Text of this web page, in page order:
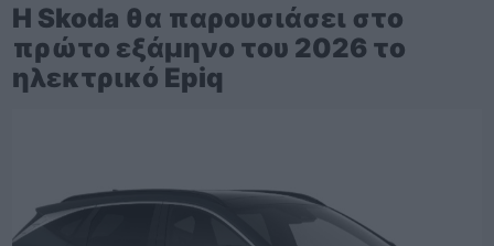
Η Skoda θα παρουσιάσει στο
πρώτο εξάμηνο του 2026 το
ηλεκτρικό Epiq